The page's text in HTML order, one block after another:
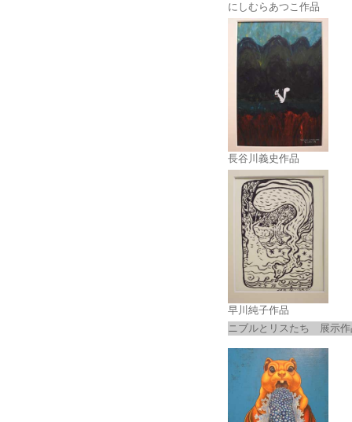
にしむらあつこ作品
長谷川義史作品
早川純子作品
ニブルとリスたち 展示作